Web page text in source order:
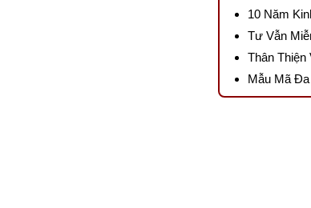
10 Năm
Tư Vẫn
Thân
Mẫu Mã